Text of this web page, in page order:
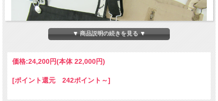
▼ 商品説明の続きを見る ▼
価格:24,200円(本体 22,000円)
[ポイント還元 242ポイント～]